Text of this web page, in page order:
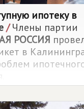
ипотеку в
/Члены партии
РОССИЯ
в